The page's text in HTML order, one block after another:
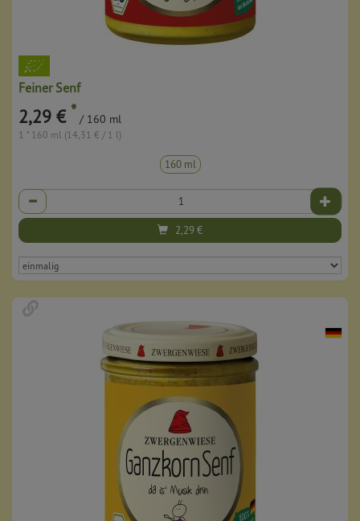
Feiner Senf
2,29 € * / 160 ml
1 * 160 ml (14,31 € / 1 l)
160 ml
Anzahl
2,29€